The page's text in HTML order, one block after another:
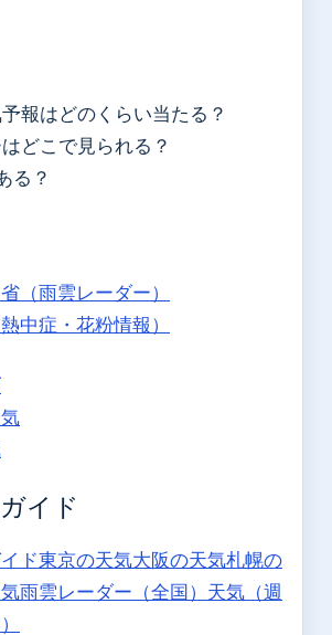
報はどのくらい当たる？
どこで見られる？
る？
（雨雲レーダー）
中症・花粉情報）
イド
ド東京の天気大阪の天気札幌の
雨雲レーダー（全国） 天気（週